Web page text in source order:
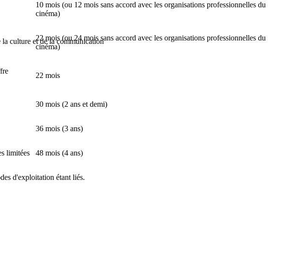
10 mois (ou 12 mois sans accord avec les organisations professionnelles du
cinéma)
22 mois (ou 24 mois sans accord avec les organisations professionnelles du
cinéma)
22 mois
30 mois (2 ans et demi)
36 mois (3 ans)
limitées 48 mois (4 ans)
d'exploitation étant liés.
culture et de la communication